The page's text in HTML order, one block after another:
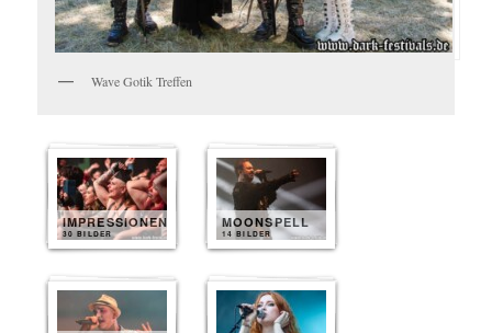
Wave Gotik Treffen
IMPRESSIONEN
30 BILDER
MOONSPELL
14 BILDER